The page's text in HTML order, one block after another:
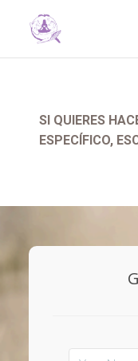
SI QUIERES
ESPECÍFICO,